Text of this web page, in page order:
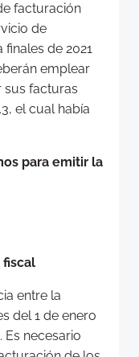
facturación
de
finales de 2021
emplear
sus facturas
el cual había
para emitir la
fiscal
entre la
del 1 de enero
Es necesario